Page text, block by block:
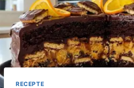
RECEPTE